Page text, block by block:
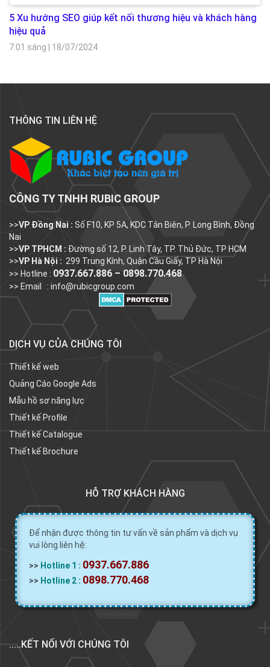
5 Xu hướng SEO giúp kết nối thương hiệu và khách hàng
hiệu quả
7:01 sáng 18/07/2024
THÔNG TIN LIÊN HỆ
CÔNG TY TNHH RUBIC GROUP
>>VP Đồng Nai : Số F10, KP 5A, KDC Tân Biên, P. Long Bình, Đồng
Nai
>>VP TPHCM : Đường số 12, P. Linh Tây, TP. Thủ Đức, TP HCM
>>VP Hà Nội : 299 Trung Kính, Quận Cầu Giấy, TP Hà Nội
>> Hotline : 0937.667.886 – 0898.770.468
>> Email : info@rubicgroup.com
DỊCH VỤ CỦA CHÚNG TÔI
Thiết kế web
Quảng Cáo Google Ads
Mẫu hồ sơ năng lực
Thiết kế Profile
Thiết kế Catalogue
Thiết kế Brochure
HỖ TRỢ KHÁCH HÀNG
Để nhận được thông tin tư vấn về sản phẩm và dịch vụ
vui lòng liên hệ:
>> Hotline 1 : 0937.667.886
>> Hotline 2 : 0898.770.468
.....KẾT NỐI VỚI CHÚNG TÔI